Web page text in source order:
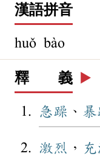
漢語拼音
huǒ bào
釋 義 ▶️
急躁 、 暴
激烈 ，